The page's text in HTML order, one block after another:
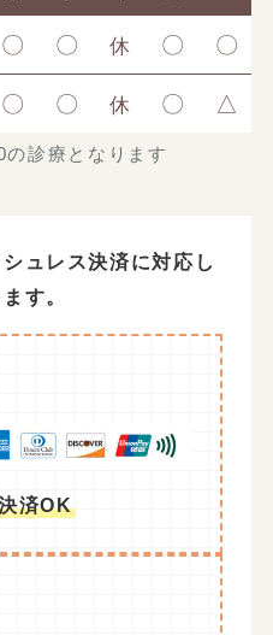
〇 〇 休 〇 〇
〇 〇 休 〇 △
診療となります
ュレス決済に対応し
す。
済OK